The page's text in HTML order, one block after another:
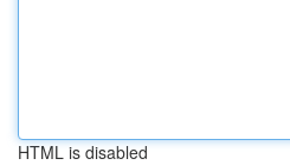
HTML is disabled